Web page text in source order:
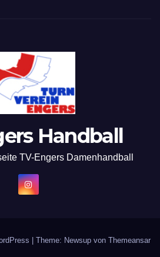
Handball
TV-Engers Damenhandball
Theme: Newsup von Themeansar